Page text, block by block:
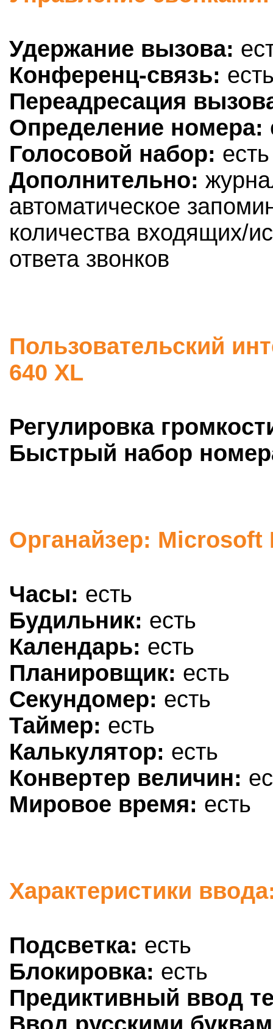
Удержание вызова:
Конференц-связь:
Переадресация
Определение номера:
Голосовой набор: есть
Дополнительно:
автоматическое
количества входящих/
ответа звонков
Пользовательский
640 XL
Регулировка
Быстрый набор
Органайзер: Microsoft
Часы: есть
Будильник: есть
Календарь: есть
Планировщик: есть
Секундомер: есть
Таймер: есть
Калькулятор: есть
Конвертер величин:
Мировое время: есть
Характеристики
Подсветка: есть
Блокировка: есть
Предиктивный ввод